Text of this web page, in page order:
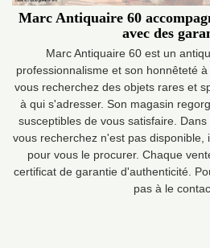
Marc Antiquaire 60
avec des
Marc Antiquaire 60 est un
professionnalisme et son honnêteté
vous recherchez des objets rares et
à qui s'adresser. Son magasin
susceptibles de vous satisfaire.
vous recherchez n'est pas disponible,
pour vous le procurer. Chaque
certificat de garantie d'authenticité.
pas à le